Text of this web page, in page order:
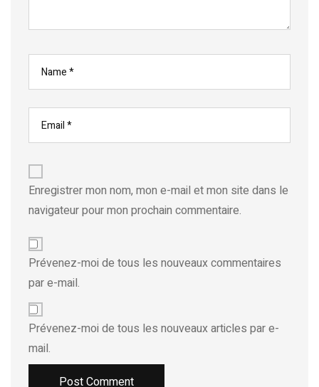
Enregistrer mon nom, mon e-mail et mon site dans le
navigateur pour mon prochain commentaire.
Prévenez-moi de tous les nouveaux commentaires
par e-mail.
Prévenez-moi de tous les nouveaux articles par e-
mail.